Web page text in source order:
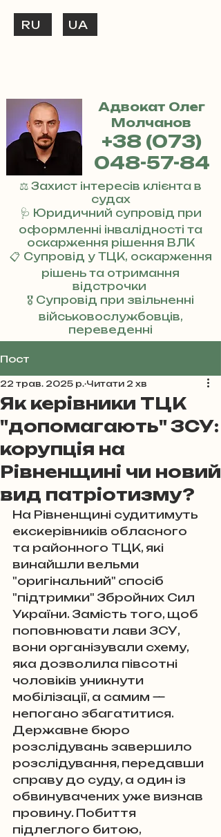
UA
RU
Адвокат Олег
Молчанов
+38 (073)
048-57-84
⚖️ Захист інтересів клієнта в
судах
🩺 Юридичний супровід при
оформленні інвалідності та
оскарження рішення ВЛК
📋 Супровід у ТЦК, оскарження
рішень та отримання
відстрочки
🎖 Супровід при звільненні
військовослужбовців,
переведенні
Реклама
Пост
Як керівники ТЦК
"допомагають" ЗСУ:
корупція на
Рівненщині чи новий
вид патріотизму?
22 трав. 2025 р. Читати 2 хв
На Рівненщині судитимуть
екскерівників обласного
та районного ТЦК, які
винайшли вельми
"оригінальний" спосіб
"підтримки" Збройних Сил
України. Замість того, щоб
поповнювати лави ЗСУ,
вони організували схему,
яка дозволила півсотні
чоловіків уникнути
мобілізації, а самим —
непогано збагатитися.
Державне бюро
розслідувань завершило
розслідування, передавши
справу до суду, а один із
обвинувачених уже визнав
провину. Побиття
підлеглого битою,